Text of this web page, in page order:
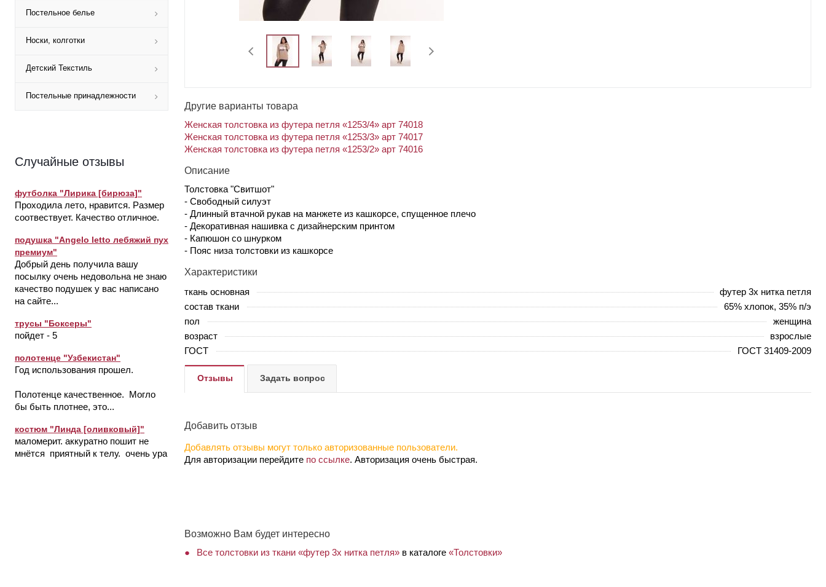
Постельное белье
Носки, колготки
Детский Текстиль
Постельные принадлежности
Случайные отзывы
футболка "Лирика [бирюза]"
Проходила лето, нравится. Размер
соотвествует. Качество отличное.
подушка "Angelo letto лебяжий пух
премиум"
Добрый день получила вашу
посылку очень недовольна не знаю
качество подушек у вас написано
на сайте...
трусы "Боксеры"
пойдет - 5
полотенце "Узбекистан"
Год использования прошел.
Полотенце качественное. Могло
бы быть плотнее, это...
костюм "Линда [оливковый]"
маломерит. аккуратно пошит не
мнётся приятный к телу. очень ура
Другие варианты товара
Женская толстовка из футера петля «1253/4» арт 74018
Женская толстовка из футера петля «1253/3» арт 74017
Женская толстовка из футера петля «1253/2» арт 74016
Описание
Толстовка "Свитшот"
- Свободный силуэт
- Длинный втачной рукав на манжете из кашкорсе, спущенное плечо
- Декоративная нашивка с дизайнерским принтом
- Капюшон со шнурком
- Пояс низа толстовки из кашкорсе
Характеристики
ткань основная
футер 3х нитка петля
состав ткани
65% хлопок, 35% п/э
пол
женщина
возраст
взрослые
ГОСТ
ГОСТ 31409-2009
Отзывы Задать вопрос
Добавить отзыв
Добавлять отзывы могут только авторизованные пользователи.
Для авторизации перейдите по ссылке. Авторизация очень быстрая.
Возможно Вам будет интересно
Все толстовки из ткани «футер 3х нитка петля» в каталоге «Толстовки»